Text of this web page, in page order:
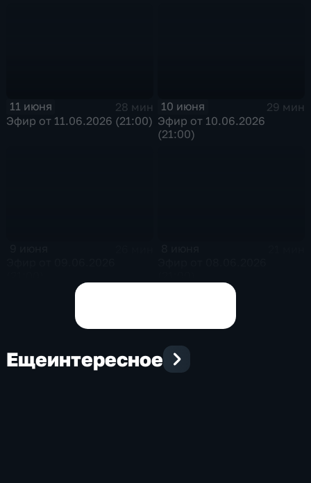
11 июня
28 мин
Эфир от 11.06.2026 (21:00)
10 июня
29 мин
Эфир от 10.06.2026
(21:00)
Ещеинтересное